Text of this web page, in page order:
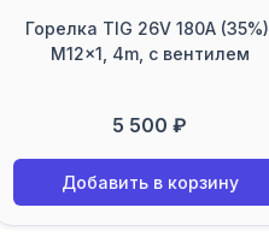
Горелка TIG 26V 180A (35%),
M12x1, 4m, с вентилем
5 500 ₽
Добавить в корзину